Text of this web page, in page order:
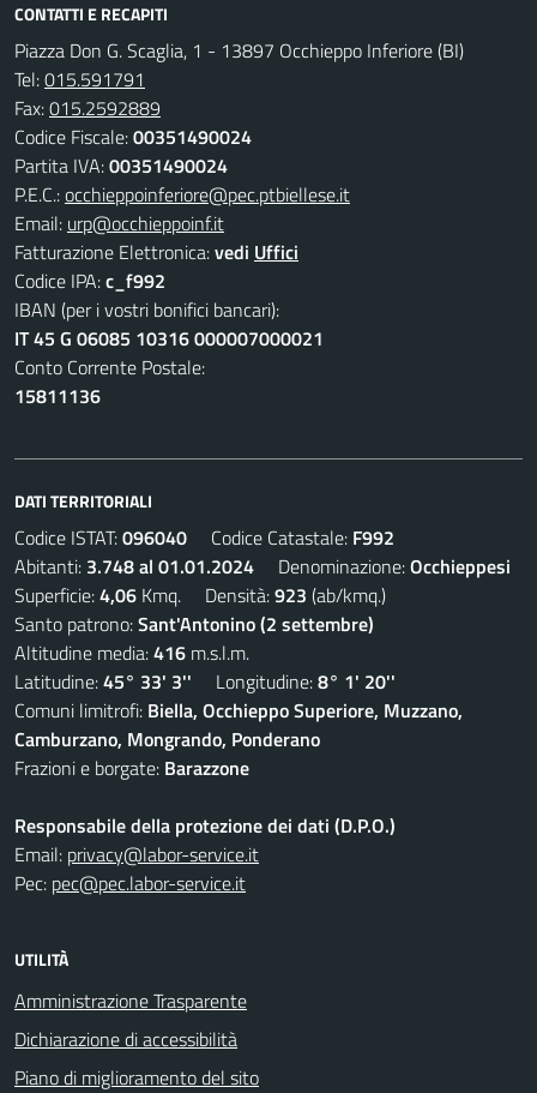
CONTATTI E RECAPITI
Piazza Don G. Scaglia, 1 - 13897 Occhieppo Inferiore (BI)
Tel:015.591791
Fax:015.2592889
Codice Fiscale:00351490024
Partita IVA:00351490024
P.E.C.:occhieppoinferiore@pec.ptbiellese.it
Email: urp@occhieppoinf.it
Fatturazione Elettronica:vedi Uffici
Codice IPA:c_f992
IBAN (per i vostri bonifici bancari):
IT 45 G 06085 10316 000007000021
Conto Corrente Postale:
15811136
DATI TERRITORIALI
Codice ISTAT:096040 Codice Catastale: F992
Abitanti: 3.748 al 01.01.2024 Denominazione:Occhieppesi
Superficie:4,06 Kmq. Densità:923 (ab/kmq.)
Santo patrono:Sant'Antonino (2 settembre)
Altitudine media:416 m.s.l.m.
Latitudine:45° 33' 3'' Longitudine:8° 1' 20''
Comuni limitrofi: Biella, Occhieppo Superiore, Muzzano,
Camburzano, Mongrando, Ponderano
Frazioni e borgate: Barazzone
Responsabile della protezione dei dati (D.P.O.)
Email: privacy@labor-service.it
Pec: pec@pec.labor-service.it
UTILITÀ
Amministrazione Trasparente
Dichiarazione di accessibilità
Piano di miglioramento del sito